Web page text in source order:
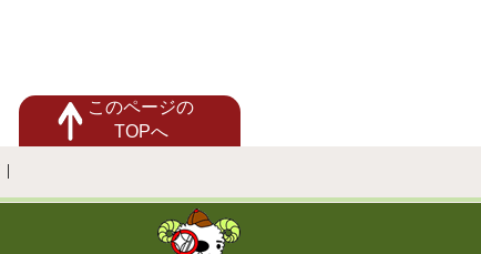
このページの
TOPへ